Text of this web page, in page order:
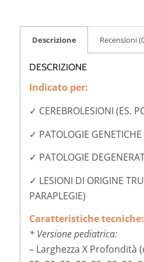
Descrizione Recensioni
DESCRIZIONE
Indicato per:
✓ CEREBROLESIONI (ES.
✓ PATOLOGIE
✓ PATOLOGIE
✓ LESIONI DI ORIGINE
PARAPLEGIE)
Caratteristiche tecniche:
* Versione pediatrica:
– Larghezza X Profondità